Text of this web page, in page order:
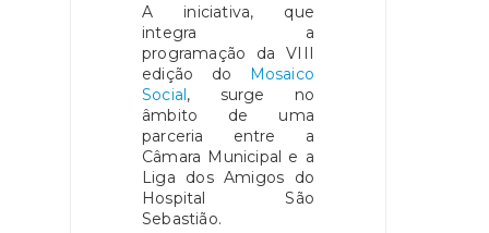
A iniciativa, que
integra a
programação da VIII
edição do Mosaico
Social, surge no
âmbito de uma
parceria entre a
Câmara Municipal e a
Liga dos Amigos do
Hospital São
Sebastião.